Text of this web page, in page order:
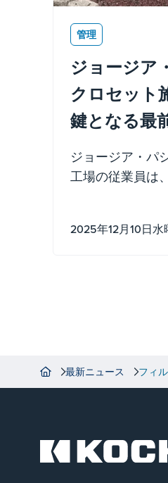
管理
ジョージア
クロセット
鍵となる最
ジョージア・パ
工場の従業員は
した。
2025年12月10日水
最新ニュース フィ